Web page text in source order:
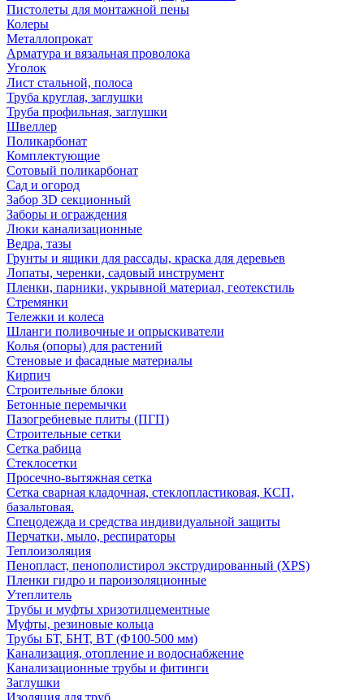
Пистолеты для монтажной пены
Колеры
Металлопрокат
Арматура и вязальная проволока
Уголок
Лист стальной, полоса
Труба круглая, заглушки
Труба профильная, заглушки
Швеллер
Поликарбонат
Комплектующие
Сотовый поликарбонат
Сад и огород
Забор 3D секционный
Заборы и ограждения
Люки канализационные
Ведра, тазы
Грунты и ящики для рассады, краска для деревьев
Лопаты, черенки, садовый инструмент
Пленки, парники, укрывной материал, геотекстиль
Стремянки
Тележки и колеса
Шланги поливочные и опрыскиватели
Колья (опоры) для растений
Стеновые и фасадные материалы
Кирпич
Строительные блоки
Бетонные перемычки
Пазогребневые плиты (ПГП)
Строительные сетки
Сетка рабица
Стеклосетки
Просечно-вытяжная сетка
Сетка сварная кладочная, стеклопластиковая, КСП,
базальтовая.
Спецодежда и средства индивидуальной защиты
Перчатки, мыло, респираторы
Теплоизоляция
Пенопласт, пенополистирол экструдированный (XPS)
Пленки гидро и пароизоляционные
Утеплитель
Трубы и муфты хризотилцементные
Муфты, резиновые кольца
Трубы БТ, БНТ, ВТ (Ф100-500 мм)
Канализация, отопление и водоснабжение
Канализационные трубы и фитинги
Заглушки
Изоляция для труб